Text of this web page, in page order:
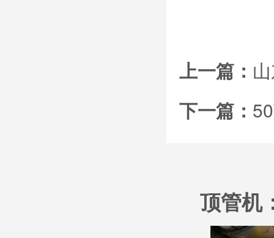
上一篇：
下一篇：
顶管机